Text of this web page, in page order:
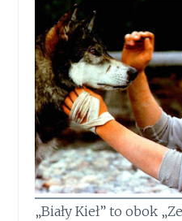
„Biały Kieł” to obok